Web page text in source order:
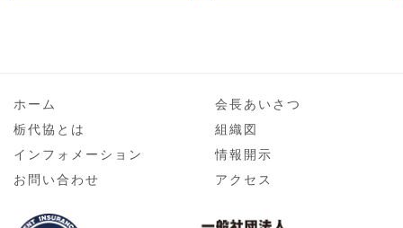
ホーム
栃代協とは
インフォメーション
お問い合わせ
会長あいさつ
組織図
情報開示
アクセス